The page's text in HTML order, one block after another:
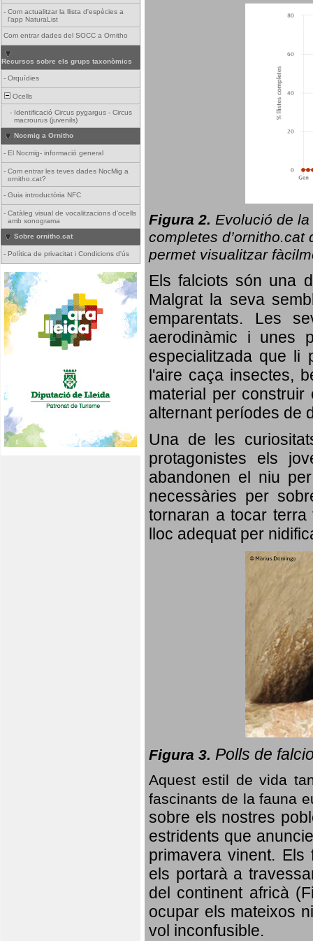
- Com actualitzar la llista d'espècies a
l'app NaturaList
Com entrar dades del SOCC a Ornitho
Recursos sobre els grups taxonòmics
- Orquídies
Ocells
- Identificació Circus pygargus - Circus
macrourus (juvenils)
Nocmig a Ornitho
- El Nocmig- informació general
- Com entrar les teves dades NocMig a
ornitho.cat?
- Guia introductòria NFC
- Catàleg visual de vocalitzacions d'ocells
amb sonograma
Sobre ornitho.cat
- Política de privacitat i Condicions d'ús
Figura 2. Evolució de la
completes d’ornitho.cat
permet visualitzar
Els falciots són una
Malgrat la seva
emparentats. Les
aerodinàmic i unes
especialitzada que li
l'aire caça insectes,
material per
alternant períodes de
Una de les
protagonistes els
abandonen el niu
necessàries per
tornaran a tocar
lloc adequat per
Figura 3. Polls de
Aquest estil de vida
fascinants de la fauna
sobre els nostres
estridents que
primavera vinent. Els
els portarà a
del continent africà
ocupar els mateixos
vol inconfusible.